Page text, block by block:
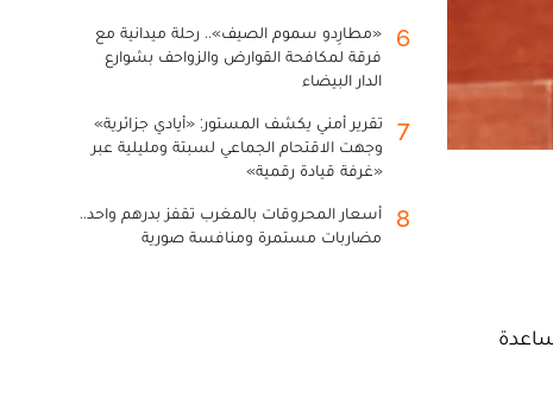
جديدة بنظام تدبير القضايا الزجرية «ساج 2» لمساعدة
6
«مطارِدو سموم الصيف».. رحلة ميدانية مع
فرقة لمكافحة القوارض والزواحف بشوارع
الدار البيضاء
7
تقرير أمني يكشف المستور: «أيادي جزائرية»
وجهت الاقتحام الجماعي لسبتة ومليلية عبر
«غرفة قيادة رقمية»
8
أسعار المحروقات بالمغرب تقفز بدرهم واحد..
مضاربات مستمرة ومنافسة صورية